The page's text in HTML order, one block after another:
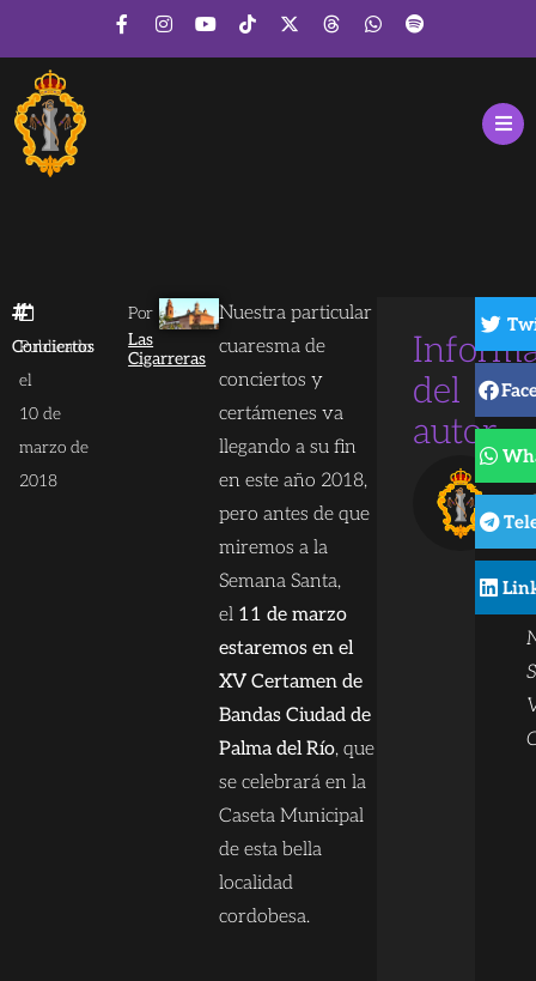
Conciertos
Publicado
el
10 de
marzo de
2018
Por
Las
Cigarreras
Nuestra particular
cuaresma de
conciertos y
certámenes va
llegando a su fin
en este año 2018,
pero antes de que
miremos a la
Semana Santa,
el 11 de marzo
estaremos en el
XV Certamen de
Bandas Ciudad de
Palma del Río, que
se celebrará en la
Caseta Municipal
de esta bella
localidad
cordobesa.
del
autor